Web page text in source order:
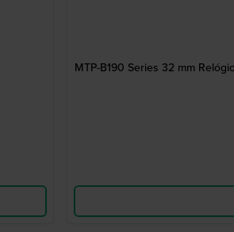
MTP-B190 Series 32 mm